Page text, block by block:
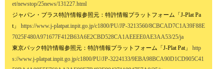
et/newstop/25news/131227.html
ジャパン・プラス特許情報参照元：特許情報プラットフォーム「J-Plat Pa
t」
https://www.j-platpat.inpit.go.jp/c1800/PU/JP-3213560/8CBCAD7C1A39F88E
7025F480A971677F412B63A6E2CBD528CA1AEEEE0AE3AA53/25/ja
東京パック特許情報参照元：特許情報プラットフォーム「J-Plat Pat」
http
s://www.j-platpat.inpit.go.jp/c1800/PU/JP-3224133/9EBA98BCA90D1CD905C41